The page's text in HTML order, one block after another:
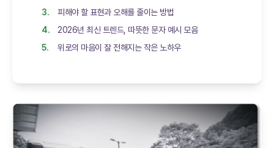
피해야 할 표현과 오해를 줄이는 방법
2026년 최신 트렌드, 따뜻한 문자 예시 모음
위로의 마음이 잘 전해지는 작은 노하우